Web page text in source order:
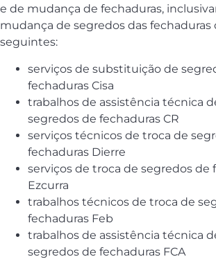
e de mudança de fechaduras,
mudança de segredos das fechaduras
seguintes:
serviços de substituição de
fechaduras Cisa
trabalhos de assistência técnica
segredos de fechaduras CR
serviços técnicos de troca de
fechaduras Dierre
serviços de troca de segredos de
Ezcurra
trabalhos técnicos de troca de
fechaduras Feb
trabalhos de assistência técnica
segredos de fechaduras FCA